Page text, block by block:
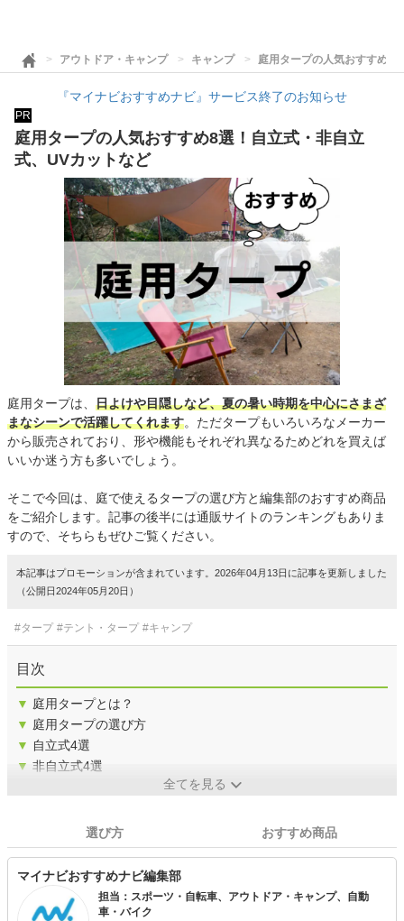
アウトドア・キャンプ キャンプ 庭用タープの人気おすすめ8
『マイナビおすすめナビ』サービス終了のお知らせ
PR
庭用タープの人気おすすめ8選！自立式・非自立
式、UVカットなど
庭用タープは、 日よけや目隠しなど、夏の暑い時期を中心にさまざ
まなシーンで活躍してくれます。ただタープもいろいろなメーカー
から販売されており、形や機能もそれぞれ異なるためどれを買えば
いいか迷う方も多いでしょう。
そこで今回は、庭で使えるタープの選び方と編集部のおすすめ商品
をご紹介します。記事の後半には通販サイトのランキングもありま
すので、そちらもぜひご覧ください。
本記事はプロモーションが含まれています。2026年04月13日に記事を更新しました
（公開日2024年05月20日）
#タープ #テント・タープ #キャンプ
目次
▼ 庭用タープとは？
▼ 庭用タープの選び方
▼ 自立式4選
▼ 非自立式4選
全てを見る
選び方 おすすめ商品
マイナビおすすめナビ編集部
担当：スポーツ・自転車、アウトドア・キャンプ、自動
車・バイク